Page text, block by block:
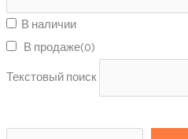
В наличии
В продаже(0)
Текстовый поиск